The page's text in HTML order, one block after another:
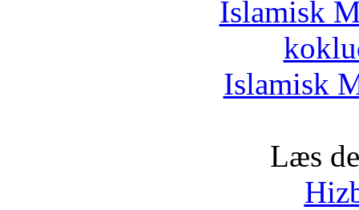
Islamisk
Islamisk
Læs